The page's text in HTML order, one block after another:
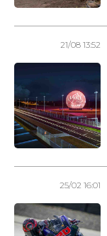
21/08 13:52
25/02 16:01